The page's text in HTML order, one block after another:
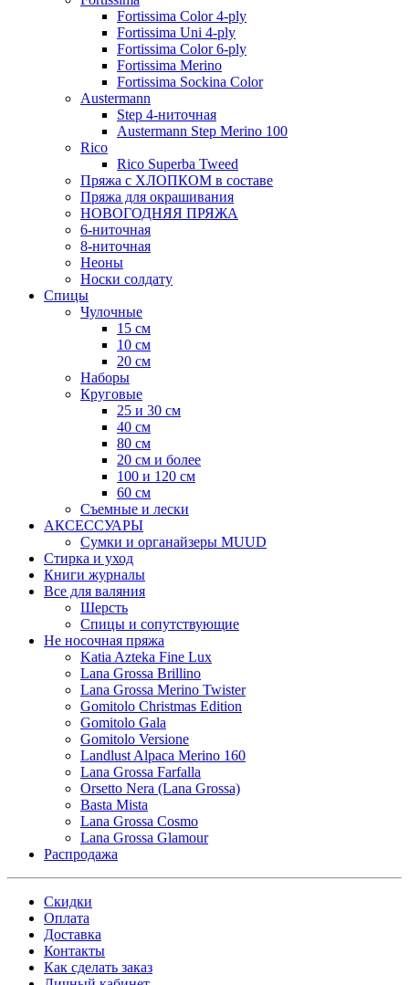
Fortissima Color 4-ply
Fortissima Uni 4-ply
Fortissima Color 6-ply
Fortissima Merino
Fortissima Sockina Color
Austermann
Step 4-ниточная
Austermann Step Merino 100
Rico
Rico Superba Tweed
Пряжа с ХЛОПКОМ в составе
Пряжа для окрашивания
НОВОГОДНЯЯ ПРЯЖА
6-ниточная
8-ниточная
Неоны
Носки солдату
Спицы
Чулочные
15 см
10 см
20 см
Наборы
Круговые
25 и 30 см
40 см
80 см
20 см и более
100 и 120 см
60 см
Съемные и лески
АКСЕССУАРЫ
Сумки и органайзеры MUUD
Стирка и уход
Книги журналы
Все для валяния
Шерсть
Спицы и сопутствующие
Не носочная пряжа
Katia Azteka Fine Lux
Lana Grossa Brillino
Lana Grossa Merino Twister
Gomitolo Christmas Edition
Gomitolo Gala
Gomitolo Versione
Landlust Alpaca Merino 160
Lana Grossa Farfalla
Orsetto Nera (Lana Grossa)
Basta Mista
Lana Grossa Cosmo
Lana Grossa Glamour
Распродажа
Скидки
Оплата
Доставка
Контакты
Как сделать заказ